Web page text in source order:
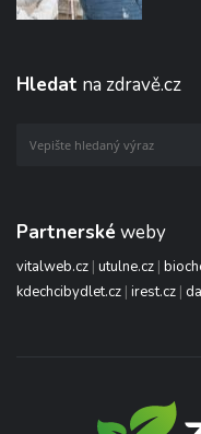
Hledat na zdravě.cz
Partnerské weby
vitalweb.cz | utulne.cz |
kdechcibydlet.cz | irest.cz |